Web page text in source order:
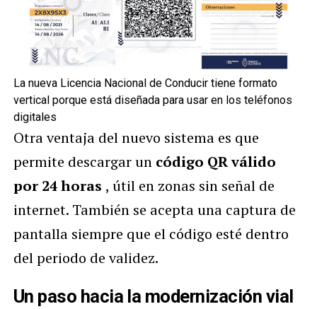
La nueva Licencia Nacional de Conducir tiene formato
vertical porque está diseñada para usar en los teléfonos
digitales
Otra ventaja del nuevo sistema es que
permite descargar un código QR válido
por 24 horas , útil en zonas sin señal de
internet. También se acepta una captura de
pantalla siempre que el código esté dentro
del periodo de validez.
Un paso hacia la modernización vial